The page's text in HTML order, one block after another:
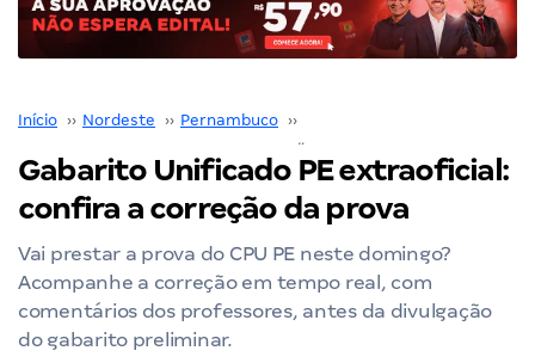
Início ›› Nordeste ›› Pernambuco ››
Gabarito Unificado PE extraoficial:
confira a correção da prova
Vai prestar a prova do CPU PE neste domingo?
Acompanhe a correção em tempo real, com
comentários dos professores, antes da divulgação
do gabarito preliminar.